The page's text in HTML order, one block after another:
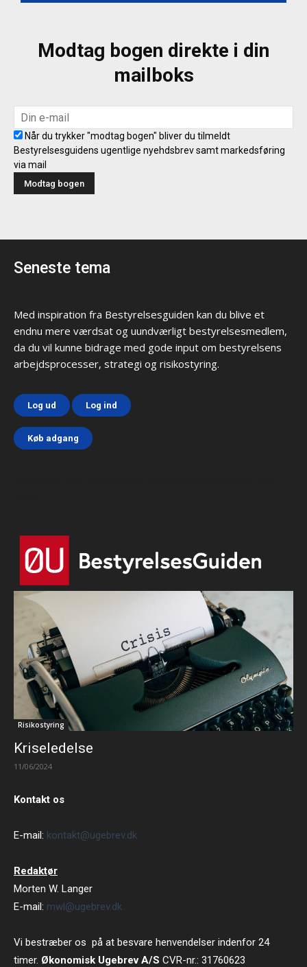
Modtag bogen direkte i din
mailboks
Når du trykker "modtag bogen" bliver du tilmeldt
Bestyrelsesguidens ugentlige nyehdsbrev samt markedsføring
via mail
Seneste tema
Med inspiration fra Bestyrelsesguiden kan du blive et
endnu mere værdsat og uundværligt bestyrelsesmedlem,
da du vil kunne bidrage med gode input om bestyrelsens
arbejdsprocesser, strategi og risikostyring.
Log ud Log ind
Køb adgang
Risikostyring
Kriseledelse
11/06/2024
Kontakt os
E-mail: kontakt@ugebrev.dk
Redaktør
Morten W. Langer
E-mail: mwl@ugebrev.dk
Vi bestræber os på at besvare henvendelser indenfor 24
timer. Økonomisk Ugebrev A/S CVR-nr.: 31760623